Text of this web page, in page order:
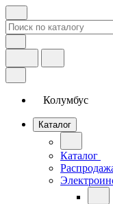
Колумбус
Каталог
Каталог